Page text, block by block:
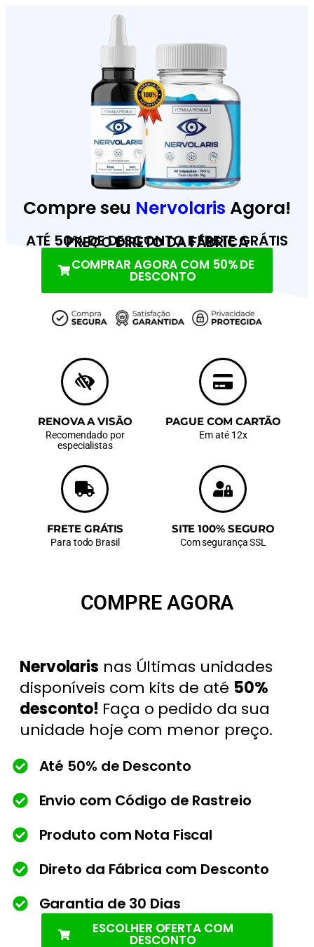
Compre seu Nervolaris Agora!
ATÉ 50% DE DESCONTO E FRETE GRÁTIS
PREÇO DIRETO DA FÁBRICA
COMPRAR AGORA COM 50% DE
DESCONTO
RENOVA A VISÃO
Recomendado por
especialistas
PAGUE COM CARTÃO
Em até 12x
FRETE GRÁTIS
Para todo Brasil
SITE 100% SEGURO
Com segurança SSL
COMPRE AGORA
Nervolaris nas Últimas unidades
disponíveis com kits de até 50%
desconto! Faça o pedido da sua
unidade hoje com menor preço.
Até 50% de Desconto
Envio com Código de Rastreio
Produto com Nota Fiscal
Direto da Fábrica com Desconto
Garantia de 30 Dias
ESCOLHER OFERTA COM
DESCONTO